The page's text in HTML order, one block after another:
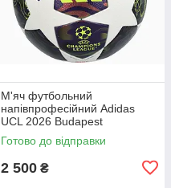
М'яч футбольний
напівпрофесійний Adidas
UCL 2026 Budapest
Competition JX9096 (розмір
4)
Готово до відправки
2 500 ₴